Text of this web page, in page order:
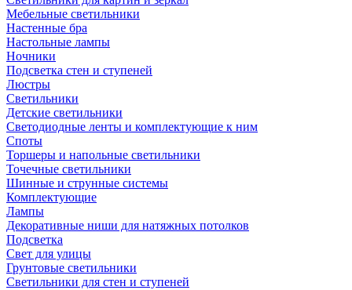
Мебельные светильники
Настенные бра
Настольные лампы
Ночники
Подсветка стен и ступеней
Люстры
Светильники
Детские светильники
Светодиодные ленты и комплектующие к ним
Споты
Торшеры и напольные светильники
Точечные светильники
Шинные и струнные системы
Комплектующие
Лампы
Декоративные ниши для натяжных потолков
Подсветка
Свет для улицы
Грунтовые светильники
Светильники для стен и ступеней